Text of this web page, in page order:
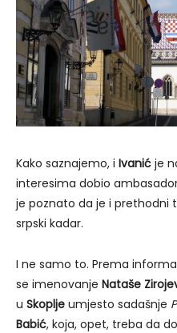
Kako saznajemo, i Ivanić je
interesima dobio
je poznato da je i prethodni
srpski kadar.
I ne samo to. Prema
se imenovanje Nataše
u Skoplje umjesto sadašnje
Babić, koja, opet, treba da